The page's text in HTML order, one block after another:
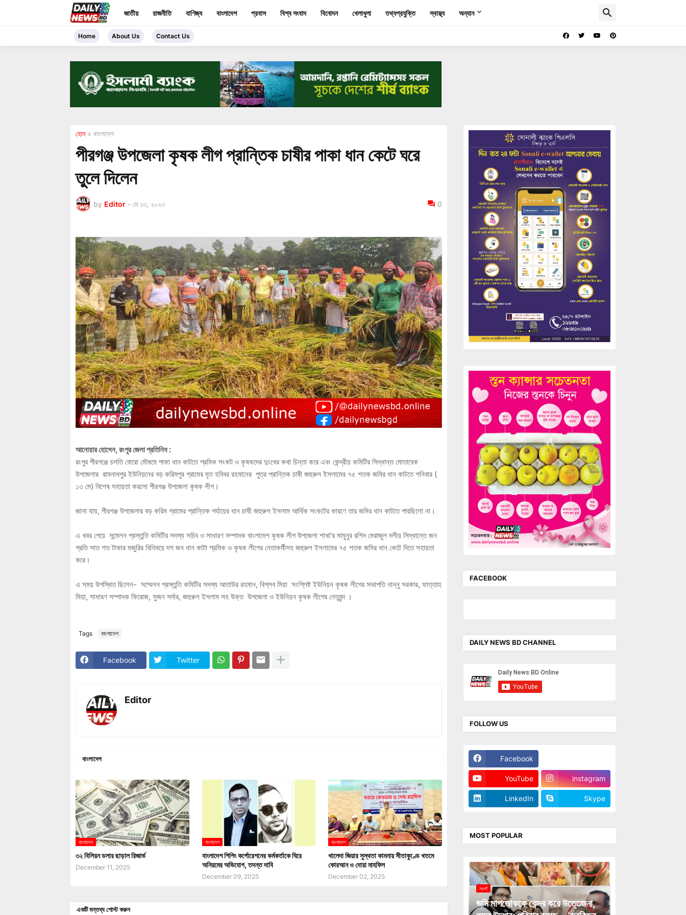
জাতীয় রাজনীতি বাণিজ্য বাংলাদেশ প্রবাস বিশ্ব সংবাদ বিনোদন খেলাধুলা তথ্যপ্রযুক্তি স্বাস্থ্য অন্যান
Home About Us Contact Us
হোম বাংলাদেশ
পীরগঞ্জ উপজেলা কৃষক লীগ প্রান্তিক চাষীর পাকা ধান কেটে ঘরে
তুলে দিলেন
by Editor - মে ১৩, ২০২৩ 0
আনোয়ার হোসেন, রংপুর জেলা প্রতিনিধ :
রংপুর পীরগঞ্জে চলতি বোরো মৌষমে পাকা ধান কাটতে শ্রমিক সংকট ও কৃষকদের দুংখের কথা চিন্তা করে এবং কেন্দ্রীয় কমিটির সিদ্ধান্ত মোতাবেক
উপজেলার রামনাথপুর ইউনিয়নের বড় করিমপুর গ্রামের মৃত হবিবর রহমানের পুত্র প্রান্তিক চাষী জহুরুল ইসলামের ৭৫ শতক জমির ধান কাটতে শনিবার (
১৩ মে) বিশেষ সহায়তা করলো পীরগঞ্জ উপজেলা কৃষক লীগ।
জানা যায়, পীরগঞ্জ উপজেলার বড় করিম গ্রামের প্রান্তিক পর্যায়ের ধান চাষী জহুরুল ইসলাম আর্থিক সংকটের কারণে তার জমির ধান কাটতে পারছিলো না।
এ খবর পেয়ে সন্মেলন প্রস্তুতি কমিটির সদস্য সচিব ও সাধারণ সম্পাদক বাংলাদেশ কৃষক লীগ উপজেলা শাখা'র মামুনুর রশিদ মেরাজুল দলীয় সিদ্ধান্তে জন
প্রতি সাত শত টাকার মজুরির বিনিময়ে দশ জন ধান কাটা শ্রমিক ও কৃষক লীগের নেতাকর্মীসহ জহুরুল ইসলামের ৭৫ শতক জমির ধান কেটে দিতে সহায়তা
করে।
এ সময় উপস্থিত ছিলেন- সম্মেলন প্রস্তুতি কমিটির সদস্য আতাউর রহমান, বিপ্লব মিয়া সংশ্লিষ্ট ইউনিয়ন কৃষক লীগের সভাপতি নান্নু সরকার, ফাত্তাহ
মিয়া, সাধারণ সম্পাদক ফিরোজ, সুজন সর্দার, জহুরুল ইসলাম সহ উক্ত উপজেলা ও ইউনিয়ন কৃষক লীগের নেতৃবৃন্দ ।
Tags বাংলাদেশ
Facebook Twitter
Editor
বাংলাদেশ
বাংলাদেশ
৩২ বিলিয়ন ডলার ছাড়াল রিজার্ভ
December 11, 2025
বাংলাদেশ
বাংলাদেশ শিপিং কর্পোরেশনের কর্মকর্তাকে ঘিরে
অনিয়মের অভিযোগ, তদন্ত দাবি
December 09, 2025
বাংলাদেশ
খালেদা জিয়ার সুস্থতা কামনায় সীতাকুণ্ডে খতমে
কোরআন ও দোয়া মাহফিল
December 02, 2025
একটি মন্তব্য পোস্ট করুন
FACEBOOK
DAILY NEWS BD CHANNEL
FOLLOW US
Facebook
YouTube instagram
LinkedIn Skype
MOST POPULAR
নওগাঁ
জমি মাপজোককে কেন্দ্র করে উত্তেজনা,